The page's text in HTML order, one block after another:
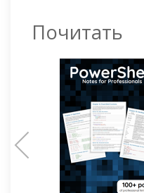
Почитать